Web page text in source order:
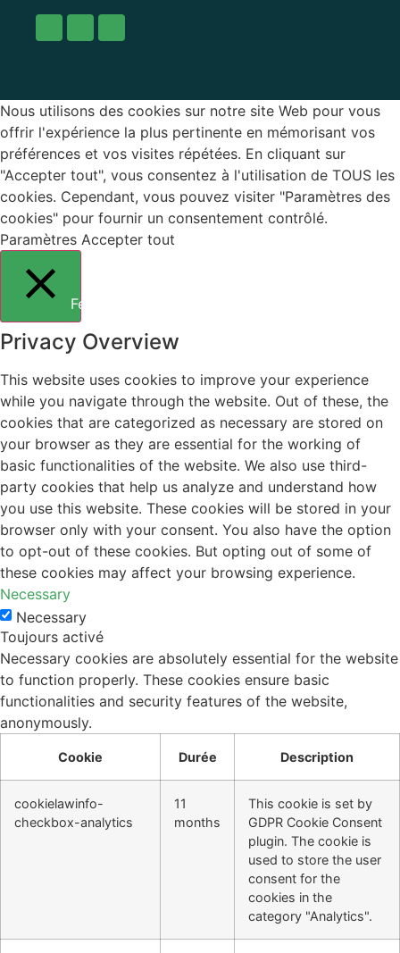
Nous utilisons des cookies sur notre site Web pour vous
offrir l'expérience la plus pertinente en mémorisant vos
préférences et vos visites répétées. En cliquant sur
"Accepter tout", vous consentez à l'utilisation de TOUS les
cookies. Cependant, vous pouvez visiter "Paramètres des
cookies" pour fournir un consentement contrôlé.
Paramètres Accepter tout
Fermer
Privacy Overview
This website uses cookies to improve your experience
while you navigate through the website. Out of these, the
cookies that are categorized as necessary are stored on
your browser as they are essential for the working of
basic functionalities of the website. We also use third-
party cookies that help us analyze and understand how
you use this website. These cookies will be stored in your
browser only with your consent. You also have the option
to opt-out of these cookies. But opting out of some of
these cookies may affect your browsing experience.
Necessary
Necessary
Toujours activé
Necessary cookies are absolutely essential for the website
to function properly. These cookies ensure basic
functionalities and security features of the website,
anonymously.
Cookie Durée Description
cookielawinfo-
checkbox-analytics
11
months
This cookie is set by
GDPR Cookie Consent
plugin. The cookie is
used to store the user
consent for the
cookies in the
category "Analytics".